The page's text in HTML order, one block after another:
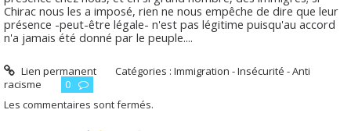
Chirac nous les a imposé, rien ne nous empêche de dire que leur
présence -peut-être légale- n'est pas légitime puisqu'au accord
n'a jamais été donné par le peuple....
Lien permanent Catégories :Immigration - Insécurité - Anti
racisme
0
Les commentaires sont fermés.